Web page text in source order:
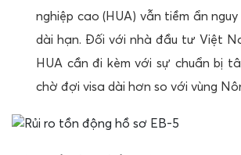
nghiệp cao (HUA) vẫn tiềm ẩn
dài hạn. Đối với nhà đầu tư Việt
HUA cần đi kèm với sự chuẩn bị
chờ đợi visa dài hơn so với vùng